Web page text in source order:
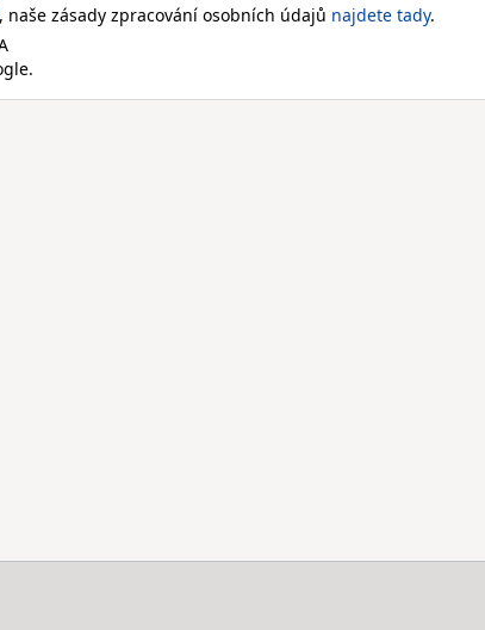
, naše zásady zpracování osobních údajů najdete tady.